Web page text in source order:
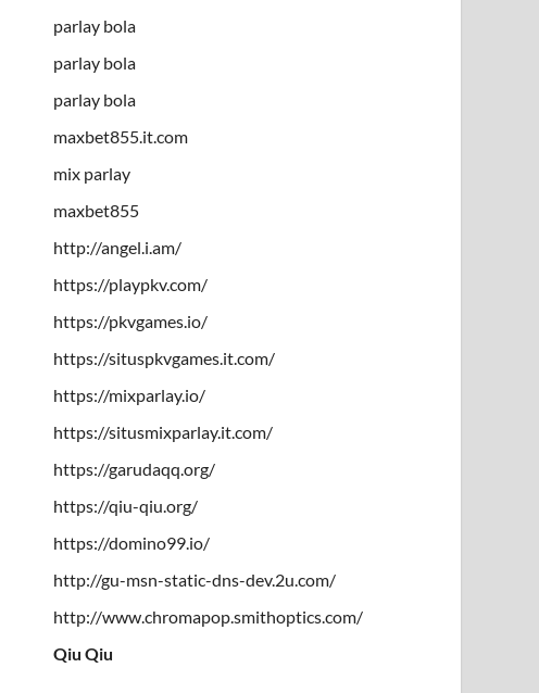
parlay bola
parlay bola
parlay bola
maxbet855.it.com
mix parlay
maxbet855
http://angel.i.am/
https://playpkv.com/
https://pkvgames.io/
https://situspkvgames.it.com/
https://mixparlay.io/
https://situsmixparlay.it.com/
https://garudaqq.org/
https://qiu-qiu.org/
https://domino99.io/
http://gu-msn-static-dns-dev.2u.com/
http://www.chromapop.smithoptics.com/
Qiu Qiu